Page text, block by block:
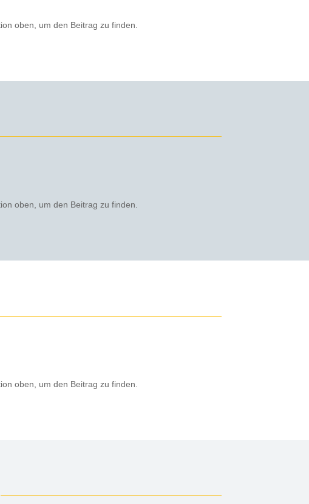
oben, um den Beitrag zu finden.
oben, um den Beitrag zu finden.
oben, um den Beitrag zu finden.